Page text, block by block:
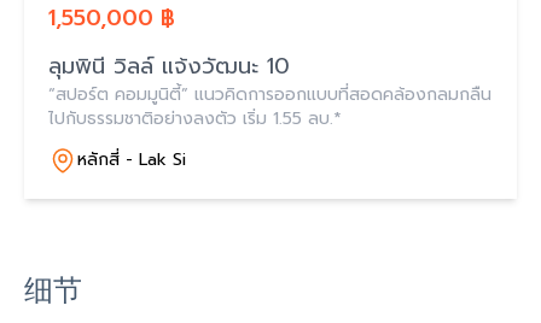
1,550,000 ฿
ลุมพินี วิลล์ แจ้งวัฒนะ 10
“สปอร์ต คอมมูนิตี้” แนวคิดการออกแบบที่สอดคล้องกลมกลืน
ไปกับธรรมชาติอย่างลงตัว เริ่ม 1.55 ลบ.*
หลักสี่ - Lak Si
细节